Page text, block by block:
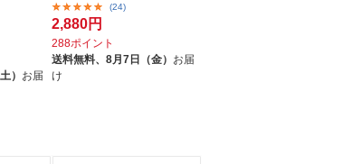
） お届
(24)
2,880円
288ポイント
送料無料、 8月7日（金） お届
け